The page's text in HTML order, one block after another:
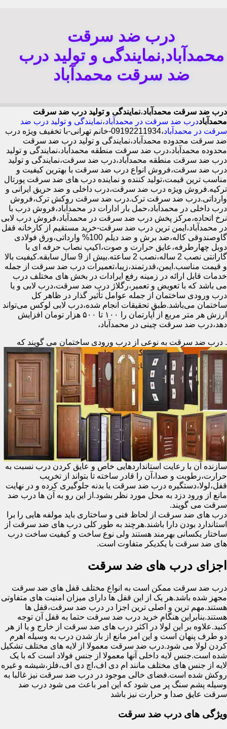
درب ضد سرقت
محمدآباد,نمایندگی و تولید درب
ضد سرقت محمدآباد
درب ضد سرقت محمدآباد،نمایندگی و تولید درب ضد سرقت
محمدآباددرب ضد سرقت در محمدآباد،نمایندگی و تولید درب ضد
سرقت در محمدآباد
،09192211934-خانم تهرانی-با تخفیف ویژه درب
ضد سرقت محدوده محمدآباد،نمایندگی و تولید درب ضد سرقت
محدوده محمدآباد،درب ضد سرقت منطقه محمدآباد،نمایندگی و تولید
درب ضد سرقت منطقه محمدآباد،درب ضد سرقت،نمایندگی و تولید
درب ضد سرقت،فروش انواع درب ضد سرقت با بهترین کیفیت و
مناسب ترین قیمت،تولید کننده و نماینده درب های ضد سرقت پورتال
ترکیه.فروش ویژه درب ضد سرقت،درب داخلی و ضد حریق ایرانی و
وارداتی.درب ضد سرقت ترک.درب ضد سرقت روکش ترک،فروش
درب داخلی در محمدآباد،حمل بار ادارات در محمدآباد،فروش درب با
نرخ اتحاده،مرکز پخش درب ضد سرقت در محمدآباد،فروش درب لابی
در محمدآباد،ایمن ترین درب ضد سرقت-خرید مستقیم از کارخانه قفل
گاوصندوقی کاله،ضد برش و ضد دیلم 100% وارداتی،ورق فولادی
دوبل چهارطرفه،عایق حرارت و صوت،اکیپ نصاب حرفه ای با
گارانتی نصب 2 ساله،نصب 2 ساعته.بیش از 9 سال سابقه.کیفیت بالا
و قیمت مناسب.ایمن،قدرتمند،زیبا،تعمیرات درب ضد سرقت از جمله
خدمات قابل ارائه در زمینه رفع ایرادات در بخش های مختلف درب
می باشد که با تعویض و تعمیر،رگلاژ درب ضد سرقت،درب لابی و یا
درب ورودی ساختمان از جمله عوامل تأثیر گذار در ظاهر کل
ساختمان می‌باشد.طبق تحقیقات انجام شده،درب لابی لوکس می‌تواند
ارزش هر متر مربع از آپارتمان را ۱۰۰ تا ۵۰۰ هزار تومان افزایش
دهد،درب ضد سرقت چینی در محمدآباد،
. درب ضد سرقت به نوعی از درب ورودی ساختمان می گویند که
سازنده آن با رعایت استانداردهایی خاص و عایق کردن درب نسبت به
حرارت،رطوبت و صدا،آن را قادر ساخته تا بتواند از تخریب
قفل،لولا،دستگیره درب ضد سرقت یا بدنه جلوگیری کرده و در نهایت
مانع از ورود دزد به محل مورد نظر بشود.از این رو به آن ها درب ضد
سرقت می گویند.
درب های ضد سرقت از لحاظ فنی و ساختاری باید مولفه هایی را برا
استاندارد بودن دارا باشند.هرچند به طور کلی درب های ضد سرقت از
ساختار یکسانی بهرمند هستند ولی نوع ساخت و کیفیت ساخت درب
های ضد سرقت با یکدیکر متفاوت است.
اجزای درب های ضد سرقت
درب ضد سرقت ممکن است به انواع مختلف قفل های ضد سرقت
مجهز شده باشد.هر یک از این قفل ها دارای میزان امنیت های متفاوتی
هستند.مهم ترین و اصلی ترین اجزا در درب ضد سرقت،قفل ها
هستند.بنابراین هنگام خرید درب ضد سرقت حتما به قفل آن توجه
کنید.علاوه بر این لولا در اکثر درب های ضد سرقت از خارج و یا از هر
دو طرف پنهان است و این امر مانع از باز شدن درب به وسیله اهرم
کردن لولا می شود.درب ضد سرقت معمولا از لایه های مختلف تشکیل
شده است.جنس لایه داخلی آنها معمولا از جنس فولاد است که با یک
لایه از جنس های مختلف مانند ام دی اف،اچ دی اف،فلز،شیشه و غیره
روکش شده است.فضای خالی موجود در درب ضد سرقت نیز غالبا به
وسیله پشم سنگ پر می شود که این امر باعث می شود درب ضد
سرقت عایق صدا و حرارت نیز باشد
ویژگی های درب ضد سرقت